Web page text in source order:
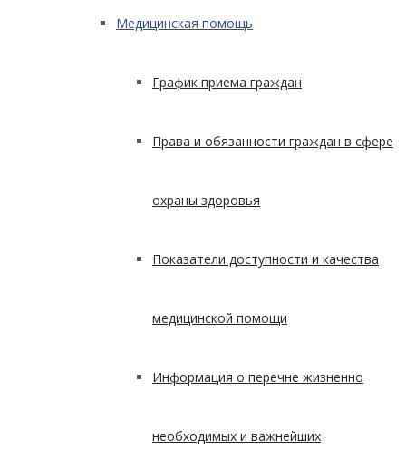
Медицинская помощь
График приема граждан
Права и обязанности граждан в сфере
охраны здоровья
Показатели доступности и качества
медицинской помощи
Информация о перечне жизненно
необходимых и важнейших